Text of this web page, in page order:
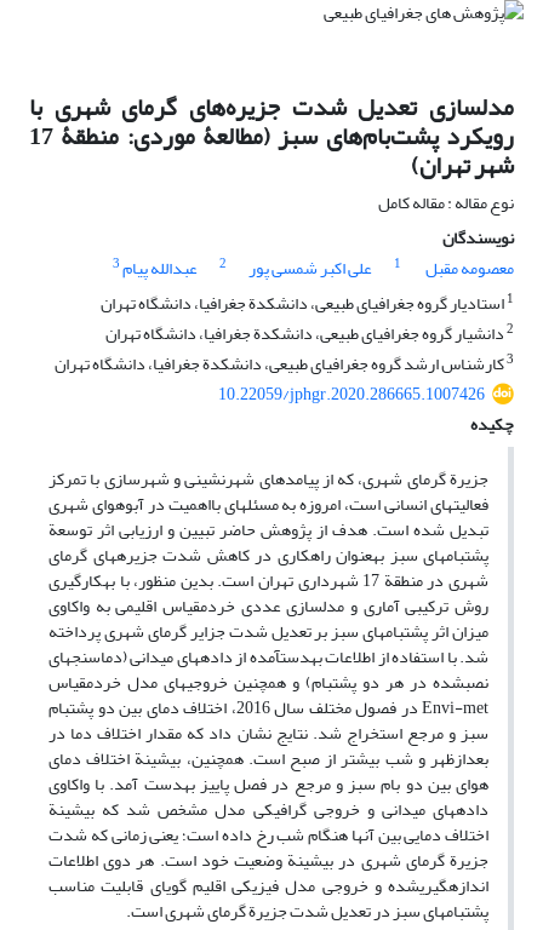
مدلسازی تعدیل شدت جزیره‌های گرمای شهری با
رویکرد پشت‌بام‌های سبز (مطالعۀ موردی: منطقۀ 17
شهر تهران)
نوع مقاله : مقاله کامل
نویسندگان
معصومه مقبل
1 علی اکبر شمسی پور 2 عبدالله پیام3
1استادیار گروه جغرافیای طبیعی، دانشکدة جغرافیا، دانشگاه تهران
2دانشیار گروه جغرافیای طبیعی، دانشکدة جغرافیا، دانشگاه تهران
3کارشناس ‏ارشد گروه جغرافیای طبیعی، دانشکدة جغرافیا، دانشگاه تهران
10.22059/jphgr.2020.286665.1007426
چکیده
جزیرة گرمای شهری، که از پیامدهای شهرنشینی و شهرسازی با تمرکز
فعالیت‏های انسانی است، امروزه به مسئله‏ای بااهمیت در آب‏وهوای شهری
تبدیل ‏شده است. هدف از پژوهش حاضر تبیین و ارزیابی اثر توسعة
پشت‏بام‏های سبز به‏عنوان راهکاری در کاهش شدت جزیره‏‏های گرمای
شهری در منطقة 17 شهرداری تهران است. بدین منظور، با به‏کارگیری
روش ترکیبی آماری و مدل‏سازی عددی خردمقیاس اقلیمی به واکاوی
میزان اثر پشت‏بام‏های سبز بر تعدیل شدت جزایر گرمای شهری پرداخته
شد. با استفاده از اطلاعات به‏دست‏آمده از داده‏های میدانی (دماسنج‏های
نصب‏شده در هر دو پشت‏بام) و همچنین خروجی‏های مدل خردمقیاس
Envi-met در فصول مختلف سال 2016، اختلاف دمای بین دو پشت‏بام
سبز و مرجع استخراج شد. نتایج نشان داد که مقدار اختلاف دما در
بعدازظهر و شب بیشتر از صبح است. همچنین، بیشینة اختلاف دمای
هوای بین دو بام سبز و مرجع در فصل پاییز به‏دست آمد. با واکاوی
داده‏های میدانی و خروجی گرافیکی مدل مشخص شد که بیشینة
اختلاف دمایی بین آن‏ها هنگام شب رخ ‏داده است؛ یعنی زمانی که شدت
جزیرة گرمای شهری در بیشینة وضعیت خود است. هر دوی اطلاعات
اندازه‏گیری‏شده و خروجی مدل فیزیکی اقلیم گویای قابلیت مناسب
پشت‏بام‏های سبز در تعدیل شدت جزیرة گرمای شهری است.